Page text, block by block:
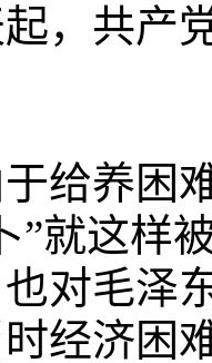
，共产
养困难
”就这样
对毛泽
经济困